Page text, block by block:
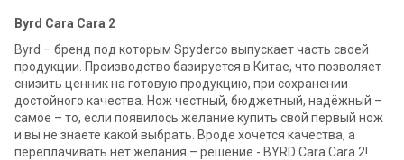
Byrd Cara Cara 2
Byrd – бренд под которым Spyderco выпускает часть своей
продукции. Производство базируется в Китае, что позволяет
снизить ценник на готовую продукцию, при сохранении
достойного качества. Нож честный, бюджетный, надёжный –
самое – то, если появилось желание купить свой первый нож
и вы не знаете какой выбрать. Вроде хочется качества, а
переплачивать нет желания – решение - BYRD Cara Cara 2!